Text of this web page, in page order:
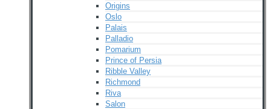
Origins
Oslo
Palais
Palladio
Pomarium
Prince of Persia
Ribble Valley
Richmond
Riva
Salon